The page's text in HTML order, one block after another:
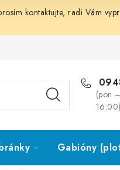
kontaktujte, radi Vám
(pon
16:00)
Gabióny